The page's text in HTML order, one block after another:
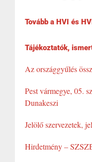
Tovább a HVI és
Tájékoztatók,
Az országgyűlés
Pest vármegye, 05.
Dunakeszi
Jelölő szervezetek,
Hirdetmény –